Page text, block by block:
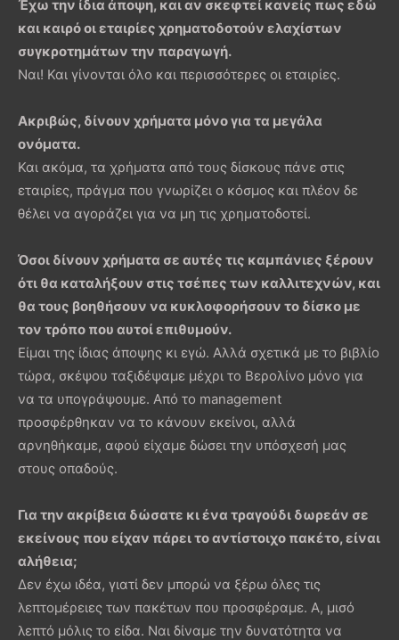
Έχω την ίδια άποψη, και αν σκεφτεί κανείς πως εδώ
και καιρό οι εταιρίες χρηματοδοτούν ελαχίστων
συγκροτημάτων την παραγωγή.
Ναι! Και γίνονται όλο και περισσότερες οι εταιρίες.
Ακριβώς, δίνουν χρήματα μόνο για τα μεγάλα
ονόματα.
Και ακόμα, τα χρήματα από τους δίσκους πάνε στις
εταιρίες, πράγμα που γνωρίζει ο κόσμος και πλέον δε
θέλει να αγοράζει για να μη τις χρηματοδοτεί.
Όσοι δίνουν χρήματα σε αυτές τις καμπάνιες ξέρουν
ότι θα καταλήξουν στις τσέπες των καλλιτεχνών, και
θα τους βοηθήσουν να κυκλοφορήσουν το δίσκο με
τον τρόπο που αυτοί επιθυμούν.
Είμαι της ίδιας άποψης κι εγώ. Αλλά σχετικά με το βιβλίο
τώρα, σκέψου ταξιδέψαμε μέχρι το Βερολίνο μόνο για
να τα υπογράψουμε. Από το management
προσφέρθηκαν να το κάνουν εκείνοι, αλλά
αρνηθήκαμε, αφού είχαμε δώσει την υπόσχεσή μας
στους οπαδούς.
Για την ακρίβεια δώσατε κι ένα τραγούδι δωρεάν σε
εκείνους που είχαν πάρει το αντίστοιχο πακέτο, είναι
αλήθεια;
Δεν έχω ιδέα, γιατί δεν μπορώ να ξέρω όλες τις
λεπτομέρειες των πακέτων που προσφέραμε. Α, μισό
λεπτό μόλις το είδα. Ναι δίναμε την δυνατότητα να